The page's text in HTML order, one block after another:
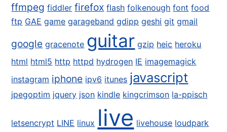
ffmpeg fiddler firefox flash folkenough font food
ftp GAE game garageband gdipp geshi git gmail
google gracenote guitar gzip heic heroku
html html5 http httpd hydrogen IE imagemagick
instagram iphone ipv6 itunes javascript
jpegoptim jquery json kindle kingcrimson la-ppisch
letsencrypt LINE linux live livehouse loudpark